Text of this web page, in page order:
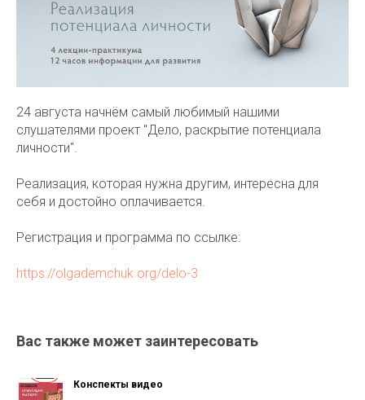
24 августа начнём самый любимый нашими
слушателями проект "Дело, раскрытие потенциала
личности".
Реализация, которая нужна другим, интересна для
себя и достойно оплачивается.
Регистрация и программа по ссылке:
https://olgademchuk.org/delo-3
Вас также может заинтересовать
Конспекты видео